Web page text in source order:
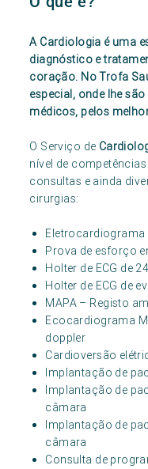
A Cardiologia é uma
diagnóstico e
coração. No Trofa
especial, onde lhe
médicos, pelos
O Serviço de
nível de
consultas e ainda
cirurgias:
Prova de esforço
Holter de ECG de
Holter de ECG de
MAPA – Registo
Ecocardiograma
doppler
Cardioversão
Implantação de
Implantação de
câmara
Implantação de
câmara
Consulta de